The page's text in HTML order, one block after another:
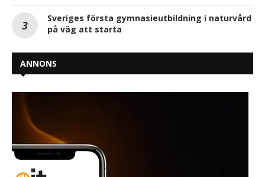
Sveriges första gymnasieutbildning i naturvård
på väg att starta
ANNONS